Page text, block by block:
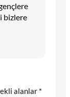
bizlere
alanlar *